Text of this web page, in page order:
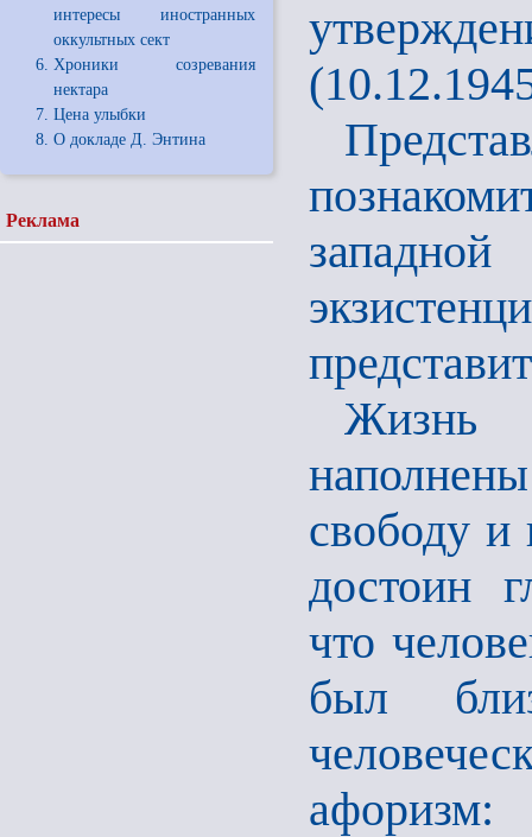
интересы иностранных
оккультных сект
Хроники созревания
нектара
Цена улыбки
О докладе Д. Энтина
Реклама
Жизнь
свободу и
достоин
что
был
афоризм: